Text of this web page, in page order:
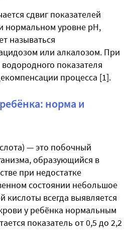
сдвиг показателей
нормальном уровне рН,
называться
или алкалозом. При
показателя
процесса [1].
норма и
— это побочный
образующийся в
при недостатке
состоянии небольшое
кислоты всегда выявляется
у ребёнка нормальным
показатель от 0,5 до 2,2